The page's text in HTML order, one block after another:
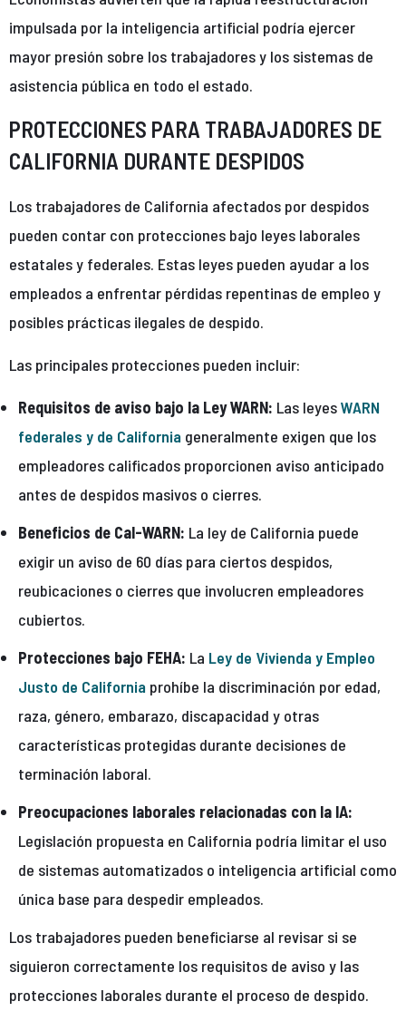
impulsada por la inteligencia artificial podría ejercer
mayor presión sobre los trabajadores y los sistemas de
asistencia pública en todo el estado.
PROTECCIONES PARA TRABAJADORES DE
CALIFORNIA DURANTE DESPIDOS
Los trabajadores de California afectados por despidos
pueden contar con protecciones bajo leyes laborales
estatales y federales. Estas leyes pueden ayudar a los
empleados a enfrentar pérdidas repentinas de empleo y
posibles prácticas ilegales de despido.
Las principales protecciones pueden incluir:
Requisitos de aviso bajo la Ley WARN: Las leyesWARN
federales y de California generalmente exigen que los
empleadores calificados proporcionen aviso anticipado
antes de despidos masivos o cierres.
Beneficios de Cal-WARN: La ley de California puede
exigir un aviso de 60 días para ciertos despidos,
reubicaciones o cierres que involucren empleadores
cubiertos.
Protecciones bajo FEHA: La Ley de Vivienda y Empleo
Justo de California prohíbe la discriminación por edad,
raza, género, embarazo, discapacidad y otras
características protegidas durante decisiones de
terminación laboral.
Preocupaciones laborales relacionadas con la IA:
Legislación propuesta en California podría limitar el uso
de sistemas automatizados o inteligencia artificial como
única base para despedir empleados.
Los trabajadores pueden beneficiarse al revisar si se
siguieron correctamente los requisitos de aviso y las
protecciones laborales durante el proceso de despido.